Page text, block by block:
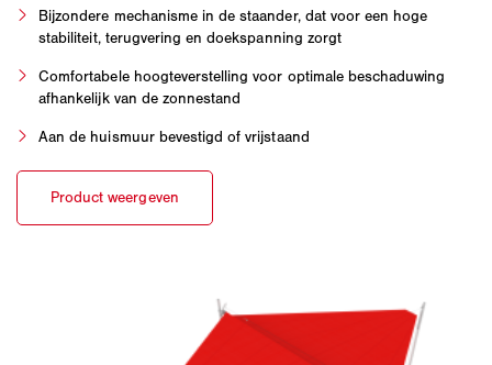
Bijzondere mechanisme in de staander, dat voor een hoge
stabiliteit, terugvering en doekspanning zorgt
Comfortabele hoogteverstelling voor optimale beschaduwing
afhankelijk van de zonnestand
Aan de huismuur bevestigd of vrijstaand